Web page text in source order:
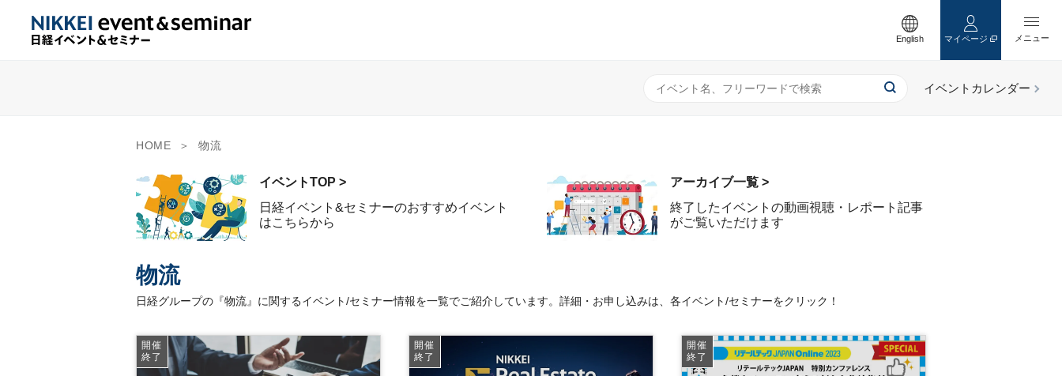
English マイページ
HOME 物流
イベントTOP >
日経イベント&セミナーのおすすめイベント
はこちらから
アーカイブ一覧 >
終了したイベントの動画視聴・レポート記事
がご覧いただけます
物流
日経グループの『物流』に関するイベント/セミナー情報を一覧でご紹介しています。詳細・お申し込みは、各イベント/セミナーをクリック！
開催
終了
開催
終了
開催
終了